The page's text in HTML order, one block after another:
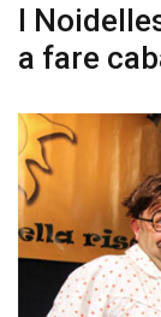
I
a fare